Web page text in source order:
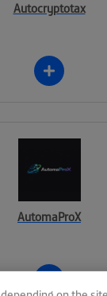
Autocryptotax
AutomaProX